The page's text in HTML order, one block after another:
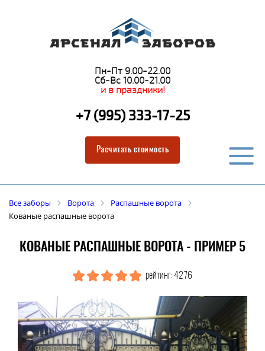
Пн-Пт 9.00-22.00
Сб-Вс 10.00-21.00
и в праздники!
+7 (995) 333-17-25
Расчитать стоимость
Все заборы Ворота
Распашные ворота
Кованые распашные ворота
КОВАНЫЕ РАСПАШНЫЕ ВОРОТА - ПРИМЕР 5
рейтинг: 4276